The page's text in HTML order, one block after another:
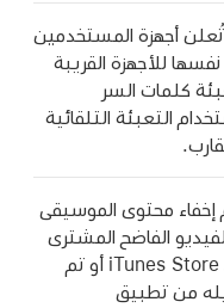
تُعلن أجهزة المستخدمين
للأجهزة القريبة
كلمات السر
التعبئة التلقائية
إخفاء محتوى الموسيقى
الفاضح المشترى
من iTunes Store أو تم
من تطبيق